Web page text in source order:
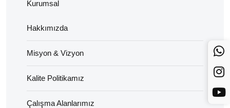
Kurumsal
Hakkımızda
Misyon & Vizyon
Kalite Politikamız
Çalışma Alanlarımız